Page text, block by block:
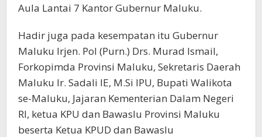
Aula Lantai 7 Kantor Gubernur Maluku.
Hadir juga pada kesempatan itu Gubernur
Maluku Irjen. Pol (Purn.) Drs. Murad Ismail,
Forkopimda Provinsi Maluku, Sekretaris Daerah
Maluku Ir. Sadali IE, M.Si IPU, Bupati Walikota
se-Maluku, Jajaran Kementerian Dalam Negeri
RI, ketua KPU dan Bawaslu Provinsi Maluku
beserta Ketua KPUD dan Bawaslu